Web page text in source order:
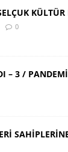
KÜLTÜR
0
– 3 /